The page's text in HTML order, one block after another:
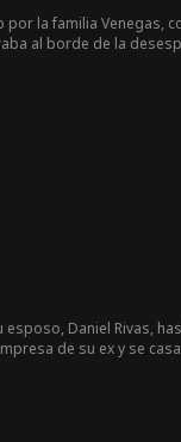
la familia
al borde de la
Daniel Rivas,
de su ex y se